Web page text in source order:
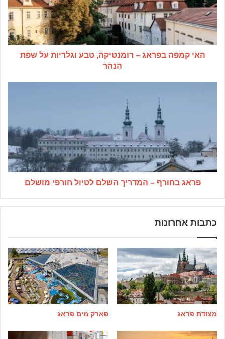
רומנטיקה,
טבע
וגלריות
הנהרהאי קמפה בפראג – רומנטיקה, טבע וגלריות על שפת
הנהר
לטיול
חורפי
מושלם
פראג בחורף – המדריך השלם לטיול חורפי מושלם
כתבות אחרונות
מצודת פראג פארק מים פראג